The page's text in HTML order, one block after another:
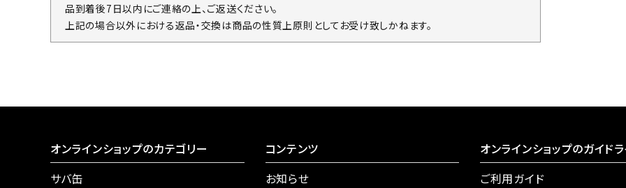
品到着後7日以内にご連絡の上、ご返送ください。
上記の場合以外における返品・交換は商品の性質上原則としてお受け致しかねます。
オンラインショップのカテゴリー
サバ缶
コンテンツ
お知らせ
オンラインショップのガイド
ご利用ガイド